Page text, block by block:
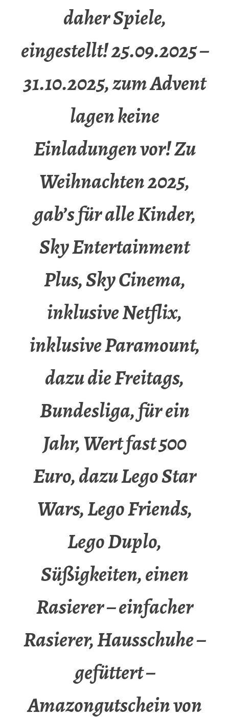
daher Spiele,
eingestellt! 25.09.2025 –
31.10.2025, zum Advent
lagen keine
Einladungen vor! Zu
Weihnachten 2025,
gab’s für alle Kinder,
Sky Entertainment
Plus, Sky Cinema,
inklusive Netflix,
inklusive Paramount,
dazu die Freitags,
Bundesliga, für ein
Jahr, Wert fast 500
Euro, dazu Lego Star
Wars, Lego Friends,
Lego Duplo,
Süßigkeiten, einen
Rasierer – einfacher
Rasierer, Hausschuhe –
gefüttert –
Amazongutschein von